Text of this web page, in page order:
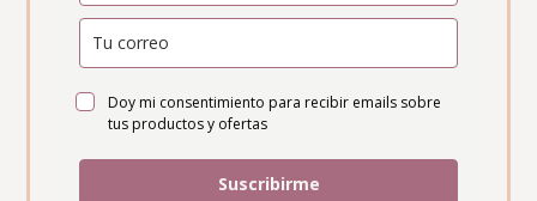
Doy mi consentimiento para recibir emails sobre
tus productos y ofertas
Suscribirme